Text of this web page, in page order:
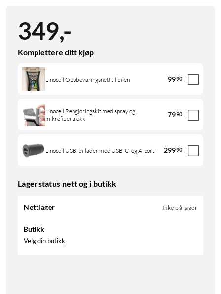
349,-
Komplettere ditt kjøp
Linocell Oppbevaringsnett til bilen 9990
Linocell Rengjøringskit med spray og
mikrofibertrekk
7990
Linocell USB-billader med USB-C- og A-port 29990
Lagerstatus nett og i butikk
Nettlager Ikke på lager
Butikk
Velg din butikk